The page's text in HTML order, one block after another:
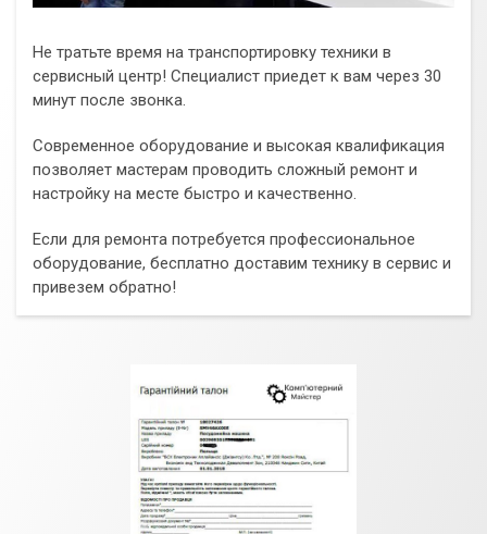
Не тратьте время на транспортировку техники в
сервисный центр! Специалист приедет к вам через 30
минут после звонка.
Современное оборудование и высокая квалификация
позволяет мастерам проводить сложный ремонт и
настройку на месте быстро и качественно.
Если для ремонта потребуется профессиональное
оборудование, бесплатно доставим технику в сервис и
привезем обратно!